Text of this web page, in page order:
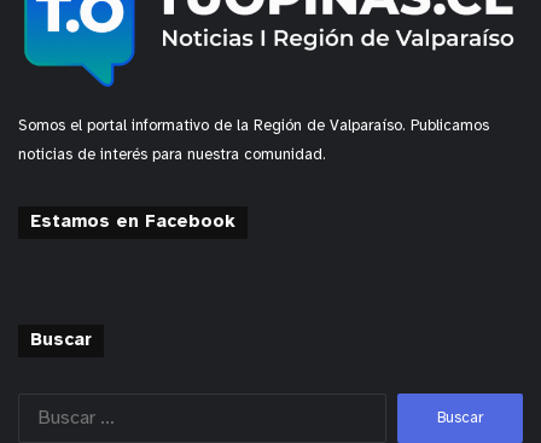
Somos el portal informativo de la Región de Valparaíso. Publicamos
noticias de interés para nuestra comunidad.
Estamos en Facebook
Buscar